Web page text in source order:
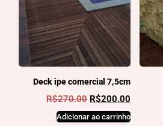
Deck ipe comercial 7,5cm
R$270.00 R$200.00
Adicionar ao carrinho